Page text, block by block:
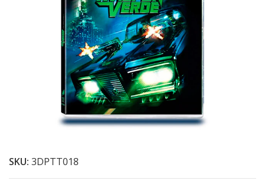
SKU: 3DPTT018